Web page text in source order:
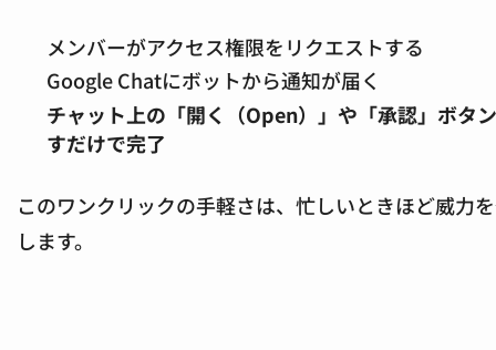
メンバーがアクセス権限をリクエストする
Google Chatにボットから通知が届く
チャット上の「開く（Open）」や「承認」ボタ
すだけで完了
このワンクリックの手軽さは、忙しいときほど威力
します。